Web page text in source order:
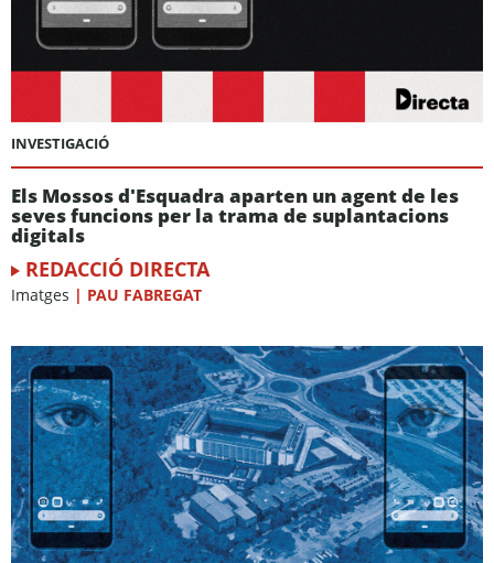
INVESTIGACIÓ
Els Mossos d'Esquadra aparten un agent de les
seves funcions per la trama de suplantacions
digitals
REDACCIÓ DIRECTA
Imatges | PAU FABREGAT